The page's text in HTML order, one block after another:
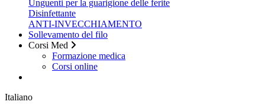
Unguenti per la guarigione delle ferite
Disinfettante
ANTI-INVECCHIAMENTO
Sollevamento del filo
Corsi Med
Formazione medica
Corsi online
Italiano